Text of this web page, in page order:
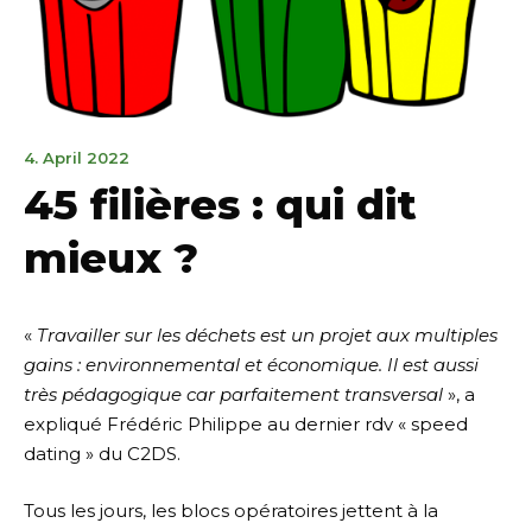
4. April 2022
Mai
2022
45 filières : qui dit
mieux ?
« Travailler sur les déchets est un projet aux multiples
gains : environnemental et économique. Il est aussi
très pédagogique car parfaitement transversal », a
expliqué Frédéric Philippe au dernier rdv « speed
dating » du C2DS.
Tous les jours, les blocs opératoires jettent à la